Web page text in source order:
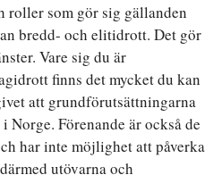
roller som gör sig gällanden
bredd- och elitidrott. Det gör
Vare sig du är
finns det mycket du kan
att grundförutsättningarna
Förenande är också de
har inte möjlighet att påverka
utövarna och